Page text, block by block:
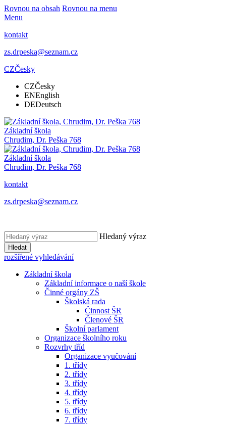
Rovnou na obsah Rovnou na menu
Menu
kontakt
zs.drpeska@seznam.cz
CZČesky
CZČesky
ENEnglish
DEDeutsch
Základní škola
Chrudim, Dr. Peška 768
Základní škola
Chrudim, Dr. Peška 768
kontakt
zs.drpeska@seznam.cz
Hledaný výraz
Hledat
rozšířené vyhledávání
Základní škola
Základní informace o naší škole
Činné orgány ZŠ
Školská rada
Činnost ŠR
Členové ŠR
Školní parlament
Organizace školního roku
Rozvrhy tříd
Organizace vyučování
1. třídy
2. třídy
3. třídy
4. třídy
5. třídy
6. třídy
7. třídy